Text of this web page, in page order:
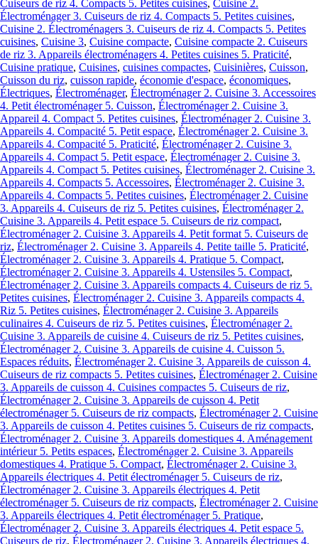
Cuiseurs de riz 4. Compacts 5. Petites cuisines, Cuisine 2.
Électroménager 3. Cuiseurs de riz 4. Compacts 5. Petites cuisines,
Cuisine 2. Électroménagers 3. Cuiseurs de riz 4. Compacts 5. Petites
cuisines, Cuisine 3, Cuisine compacte, Cuisine compacte 2. Cuiseurs
de riz 3. Appareils électroménagers 4. Petites cuisines 5. Praticité,
Cuisine pratique, Cuisines, cuisines compactes, Cuisinières, Cuisson,
Cuisson du riz, cuisson rapide, économie d'espace, économiques,
Électriques, Électroménager, Électroménager 2. Cuisine 3. Accessoires
4. Petit électroménager 5. Cuisson, Électroménager 2. Cuisine 3.
Appareil 4. Compact 5. Petites cuisines, Électroménager 2. Cuisine 3.
Appareils 4. Compacité 5. Petit espace, Électroménager 2. Cuisine 3.
Appareils 4. Compacité 5. Praticité, Électroménager 2. Cuisine 3.
Appareils 4. Compact 5. Petit espace, Électroménager 2. Cuisine 3.
Appareils 4. Compact 5. Petites cuisines, Électroménager 2. Cuisine 3.
Appareils 4. Compacts 5. Accessoires, Électroménager 2. Cuisine 3.
Appareils 4. Compacts 5. Petites cuisines, Électroménager 2. Cuisine
3. Appareils 4. Cuiseurs de riz 5. Petites cuisines, Électroménager 2.
Cuisine 3. Appareils 4. Petit espace 5. Cuiseurs de riz compact,
Électroménager 2. Cuisine 3. Appareils 4. Petit format 5. Cuiseurs de
riz, Électroménager 2. Cuisine 3. Appareils 4. Petite taille 5. Praticité,
Électroménager 2. Cuisine 3. Appareils 4. Pratique 5. Compact,
Électroménager 2. Cuisine 3. Appareils 4. Ustensiles 5. Compact,
Électroménager 2. Cuisine 3. Appareils compacts 4. Cuiseurs de riz 5.
Petites cuisines, Électroménager 2. Cuisine 3. Appareils compacts 4.
Riz 5. Petites cuisines, Électroménager 2. Cuisine 3. Appareils
culinaires 4. Cuiseurs de riz 5. Petites cuisines, Électroménager 2.
Cuisine 3. Appareils de cuisine 4. Cuiseurs de riz 5. Petites cuisines,
Électroménager 2. Cuisine 3. Appareils de cuisine 4. Cuisson 5.
Espaces réduits, Électroménager 2. Cuisine 3. Appareils de cuisson 4.
Cuiseurs de riz compacts 5. Petites cuisines, Électroménager 2. Cuisine
3. Appareils de cuisson 4. Cuisines compactes 5. Cuiseurs de riz,
Électroménager 2. Cuisine 3. Appareils de cuisson 4. Petit
électroménager 5. Cuiseurs de riz compacts, Électroménager 2. Cuisine
3. Appareils de cuisson 4. Petites cuisines 5. Cuiseurs de riz compacts,
Électroménager 2. Cuisine 3. Appareils domestiques 4. Aménagement
intérieur 5. Petits espaces, Électroménager 2. Cuisine 3. Appareils
domestiques 4. Pratique 5. Compact, Électroménager 2. Cuisine 3.
Appareils électriques 4. Petit électroménager 5. Cuiseurs de riz,
Électroménager 2. Cuisine 3. Appareils électriques 4. Petit
électroménager 5. Cuiseurs de riz compacts, Électroménager 2. Cuisine
3. Appareils électriques 4. Petit électroménager 5. Pratique,
Électroménager 2. Cuisine 3. Appareils électriques 4. Petit espace 5.
Cuiseurs de riz, Électroménager 2. Cuisine 3. Appareils électriques 4.